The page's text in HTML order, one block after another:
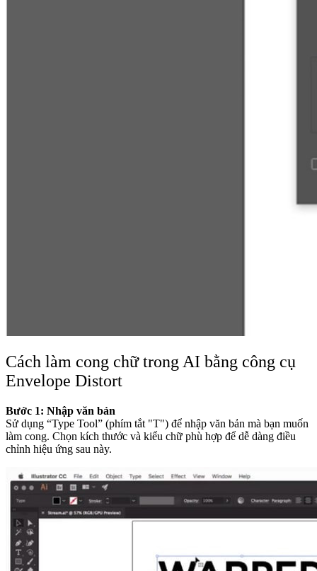
Cách làm cong chữ trong AI bằng công cụ
Envelope Distort
Bước 1: Nhập văn bản
Sử dụng “Type Tool” (phím tắt "T") để nhập văn bản mà bạn muốn
làm cong. Chọn kích thước và kiểu chữ phù hợp để dễ dàng điều
chỉnh hiệu ứng sau này.